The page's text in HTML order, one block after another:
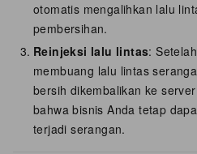
otomatis mengalihkan lalu
pembersihan.
Reinjeksi lalu lintas:
membuang lalu lintas
bersih dikembalikan ke
bahwa bisnis Anda tetap
terjadi serangan.